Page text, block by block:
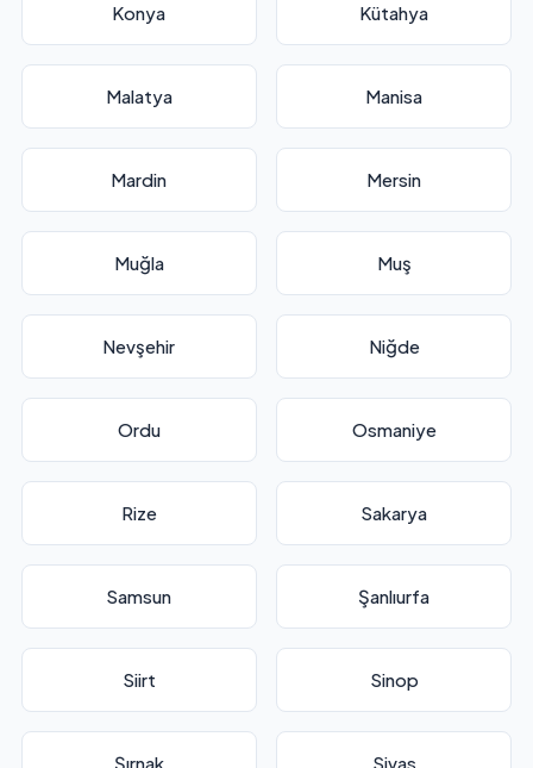
Konya Kütahya
Malatya Manisa
Mardin Mersin
Muğla Muş
Nevşehir Niğde
Ordu Osmaniye
Rize Sakarya
Samsun Şanlıurfa
Siirt Sinop
Şırnak Sivas